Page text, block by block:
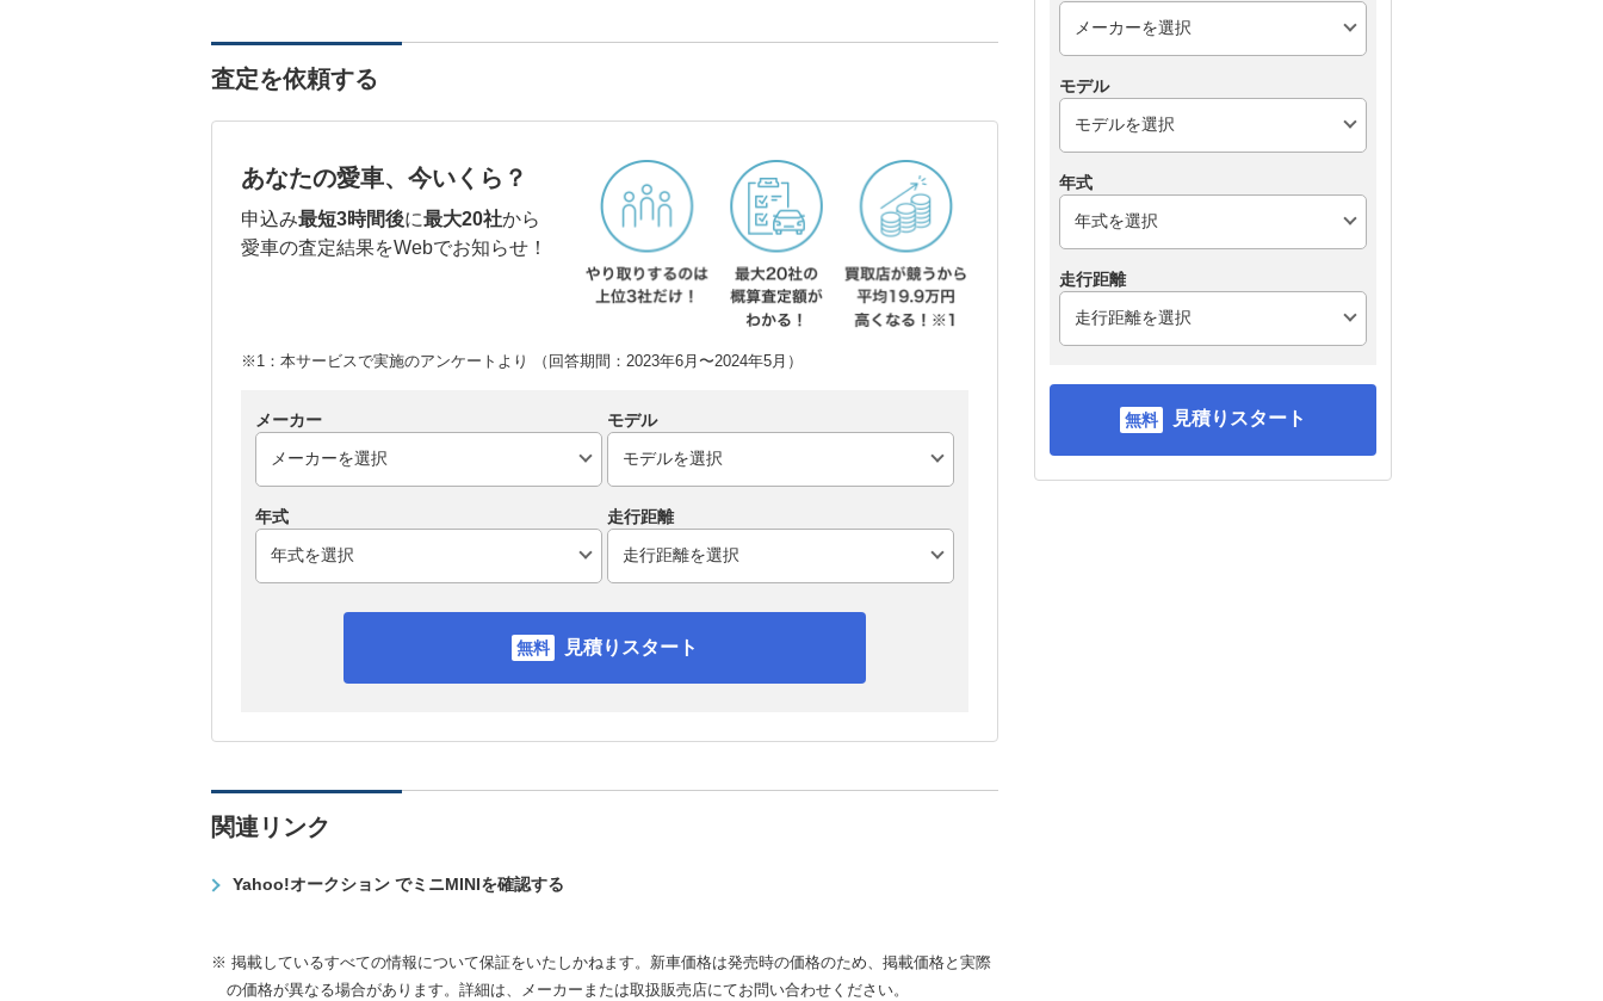
査定を依頼する
あなたの愛車、今いくら？
申込み最短3時間後に最大20社から
愛車の査定結果をWebでお知らせ！
※1：本サービスで実施のアンケートより （回答期間：2023年6月〜2024年5月）
メーカー モデル
年式 走行距離
見積りスタート
関連リンク
Yahoo!オークション でミニMINIを確認する
※ 掲載しているすべての情報について保証をいたしかねます。新車価格は発売時の価格のため、掲載価格と実際
の価格が異なる場合があります。詳細は、メーカーまたは取扱販売店にてお問い合わせください。
モデル
年式
走行距離
見積りスタート